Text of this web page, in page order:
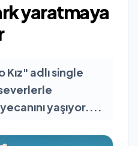
yaratmaya
adlı single
yaşıyor....